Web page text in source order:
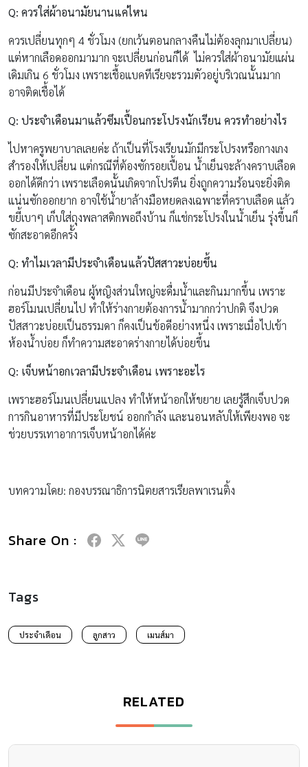
Q: ควรใส่ผ้าอนามัยนานแค่ไหน
ควรเปลี่ยนทุกๆ 4 ชั่วโมง (ยกเว้นตอนกลางคืนไม่ต้องลุกมาเปลี่ยน)
แต่หากเลือดออกมามาก จะเปลี่ยนก่อนก็ได้ ไม่ควรใส่ผ้าอนามัยแผ่น
เดิมเกิน 6 ชั่วโมง เพราะเชื้อแบคทีเรียจะรวมตัวอยู่บริเวณนั้นมาก
อาจติดเชื้อได้
Q: ประจำเดือนมาแล้วซึมเปื้อนกระโปรงนักเรียน ควรทำอย่างไร
ไปหาครูพยาบาลเลยค่ะ ถ้าเป็นที่โรงเรียนมักมีกระโปรงหรือกางเกง
สำรองให้เปลี่ยน แต่กรณีที่ต้องซักรอยเปื้อน น้ำเย็นจะล้างคราบเลือด
ออกได้ดีกว่า เพราะเลือดนั้นเกิดจากโปรตีน ยิ่งถูกความร้อนจะยิ่งติด
แน่นซักออกยาก อาจใช้น้ำยาล้างมือหยดลงเฉพาะที่คราบเลือด แล้ว
ขยี้เบาๆ เก็บใส่ถุงพลาสติกพอถึงบ้าน ก็แช่กระโปรงในน้ำเย็น รุ่งขึ้นก็
ซักสะอาดอีกครั้ง
Q: ทำไมเวลามีประจำเดือนแล้วปัสสาวะบ่อยขึ้น
ก่อนมีประจำเดือน ผู้หญิงส่วนใหญ่จะดื่มน้ำและกินมากขึ้น เพราะ
ฮอร์โมนเปลี่ยนไป ทำให้ร่างกายต้องการน้ำมากกว่าปกติ จึงปวด
ปัสสาวะบ่อยเป็นธรรมดา ก็คงเป็นข้อดีอย่างหนึ่ง เพราะเมื่อไปเข้า
ห้องน้ำบ่อย ก็ทำความสะอาดร่างกายได้บ่อยขึ้น
Q: เจ็บหน้าอกเวลามีประจำเดือน เพราะอะไร
เพราะฮอร์โมนเปลี่ยนแปลง ทำให้หน้าอกให้ขยาย เลยรู้สึกเจ็บปวด
การกินอาหารที่มีประโยชน์ ออกกำลัง และนอนหลับให้เพียงพอ จะ
ช่วยบรรเทาอาการเจ็บหน้าอกได้ค่ะ
บทความโดย: กองบรรณาธิการนิตยสารเรียลพาเรนติ้ง
Share On :
Tags
ประจำเดือน ลูกสาว เมนส์มา
RELATED